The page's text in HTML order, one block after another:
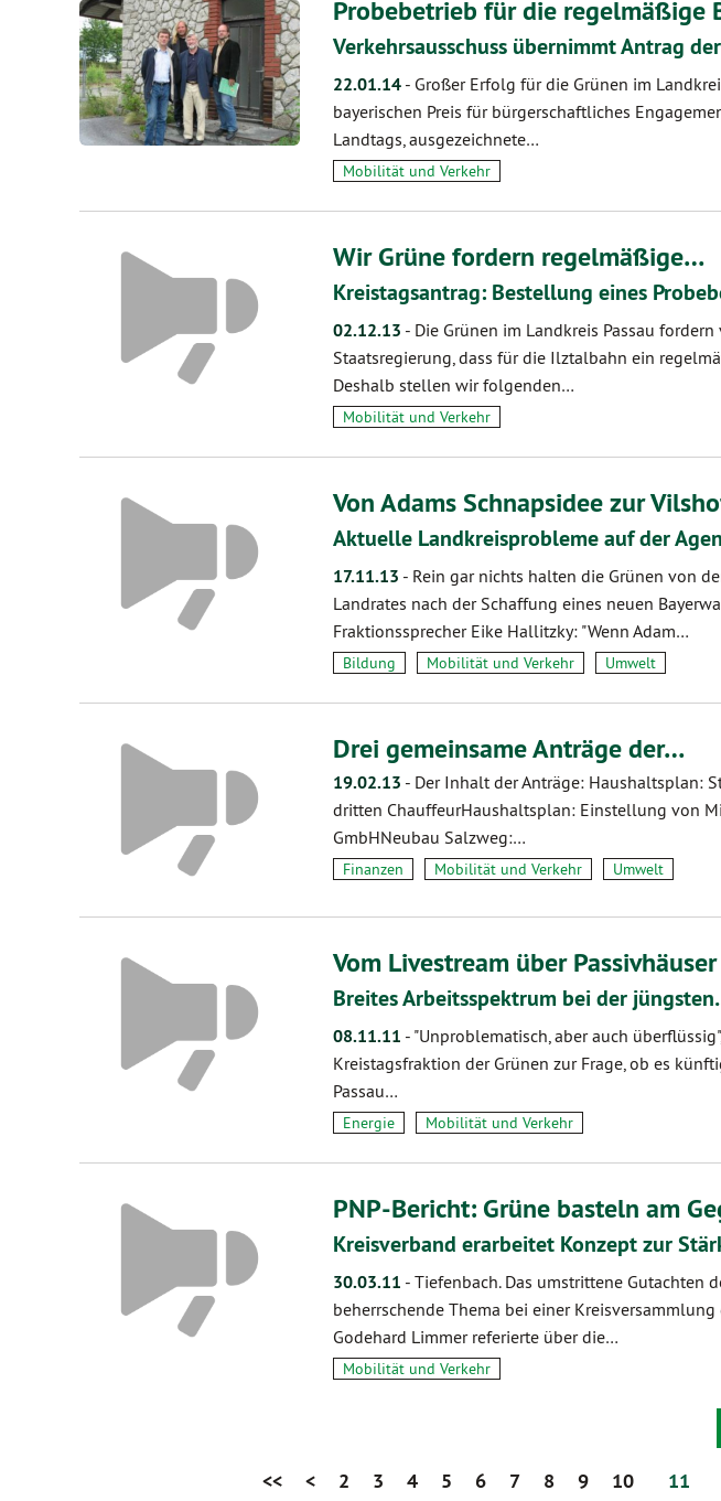
Probebetrieb für die regelmäßige
Verkehrsausschuss übernimmt Antrag
22.01.14 - Großer Erfolg für die Grünen im
bayerischen Preis für bürgerschaftliches
Landtags, ausgezeichnete…
Mobilität und Verkehr
Wir Grüne fordern regelmäßige…
Kreistagsantrag: Bestellung eines
02.12.13 - Die Grünen im Landkreis Passau
Staatsregierung, dass für die Ilztalbahn ein
Deshalb stellen wir folgenden…
Mobilität und Verkehr
Von Adams Schnapsidee zur
Aktuelle Landkreisprobleme auf der
17.11.13 - Rein gar nichts halten die Grünen von
Landrates nach der Schaffung eines neuen
Fraktionssprecher Eike Hallitzky: "Wenn Adam…
Bildung Mobilität und Verkehr Umwelt
Drei gemeinsame Anträge der…
19.02.13 - Der Inhalt der Anträge: Haushaltsplan:
dritten ChauffeurHaushaltsplan: Einstellung von
GmbHNeubau Salzweg:…
Finanzen Mobilität und Verkehr Umwelt
Vom Livestream über
Breites Arbeitsspektrum bei der
08.11.11 - "Unproblematisch, aber auch
Kreistagsfraktion der Grünen zur Frage, ob es
Passau…
Energie Mobilität und Verkehr
PNP-Bericht: Grüne basteln am
Kreisverband erarbeitet Konzept zur
30.03.11 - Tiefenbach. Das umstrittene Gutachten
beherrschende Thema bei einer
Godehard Limmer referierte über die…
Mobilität und Verkehr
<< < 2 3 4 5 6 7 8 9 10 11